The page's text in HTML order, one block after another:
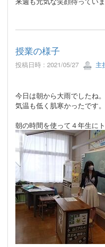
授業の様子
投稿日時 : 2021/05/27 主
今日は朝から大雨でしたね。
気温も低く肌寒かったです。
朝の時間を使って４年生に